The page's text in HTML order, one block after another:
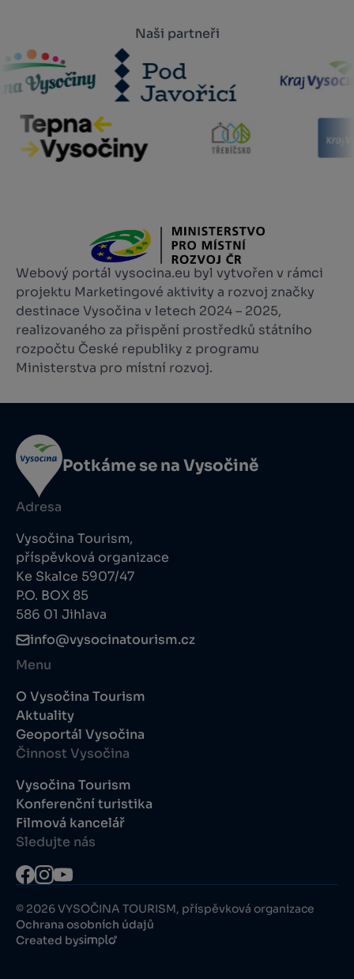
Naši partneři
Webový portál vysocina.eu byl vytvořen v rámci
projektu Marketingové aktivity a rozvoj značky
destinace Vysočina v letech 2024 – 2025,
realizovaného za přispění prostředků státního
rozpočtu České republiky z programu
Ministerstva pro místní rozvoj.
Potkáme se na Vysočině
Adresa
Vysočina Tourism,
příspěvková organizace
Ke Skalce 5907/47
P.O. BOX 85
586 01 Jihlava
info@vysocinatourism.cz
Menu
O Vysočina Tourism
Aktuality
Geoportál Vysočina
Činnost Vysočina
Vysočina Tourism
Konferenční turistika
Filmová kancelář
Sledujte nás
© 2026 VYSOČINA TOURISM, příspěvková organizace
Ochrana osobních údajů
Created by